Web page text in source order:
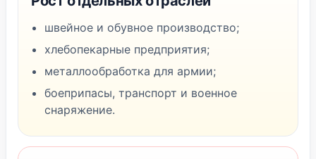
швейное и обувное производство;
хлебопекарные предприятия;
металлообработка для армии;
боеприпасы, транспорт и военное
снаряжение.